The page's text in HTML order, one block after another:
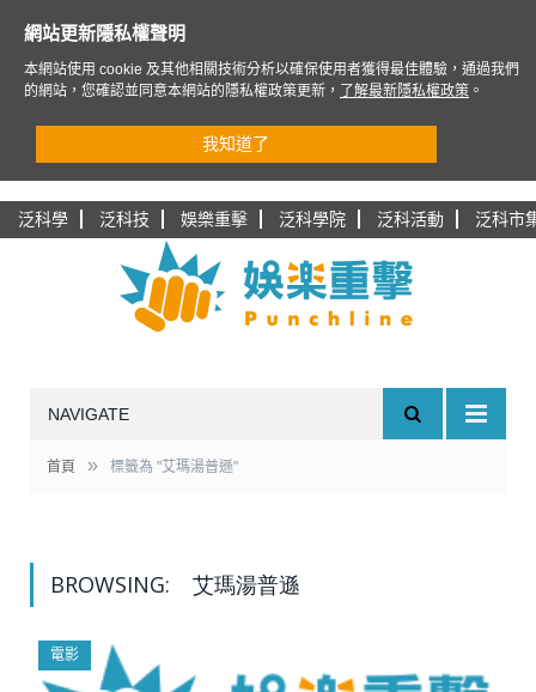
泛科學 泛科技 娛樂重擊 泛科學院 泛科活動 泛科市
NAVIGATE
首頁 » 標籤為 "艾瑪湯普遜"
BROWSING: 艾瑪湯普遜
電影
網站更新隱私權聲明
本網站使用 cookie 及其他相關技術分析以確保使用者獲得最佳體驗，通過我們
的網站，您確認並同意本網站的隱私權政策更新，
了解最新隱私權政策 。
我知道了